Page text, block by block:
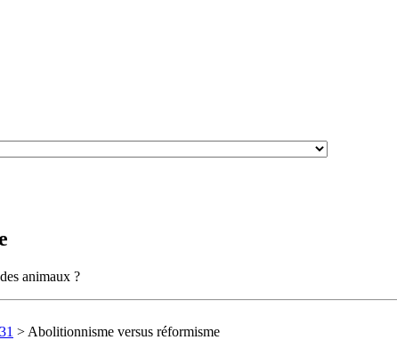
animaux ?
> Abolitionnisme versus réformisme